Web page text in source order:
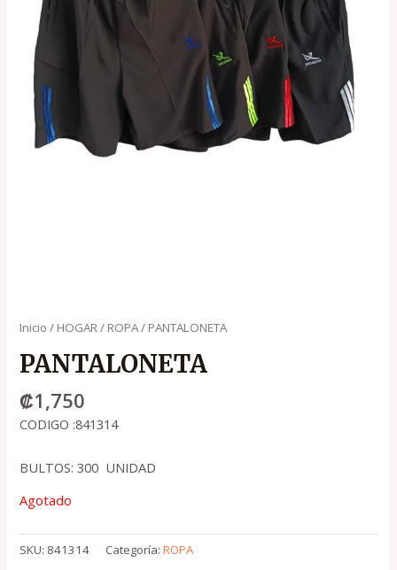
Inicio / HOGAR / ROPA/ PANTALONETA
PANTALONETA
₡1,750
CODIGO :841314
BULTOS: 300 UNIDAD
Agotado
SKU: 841314 Categoría:ROPA